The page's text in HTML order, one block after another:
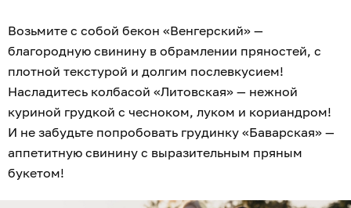
Возьмите с собой бекон «Венгерский» —
благородную свинину в обрамлении пряностей, с
плотной текстурой и долгим послевкусием!
Насладитесь колбасой «Литовская» — нежной
куриной грудкой с чесноком, луком и кориандром!
И не забудьте попробовать грудинку «Баварская» —
аппетитную свинину с выразительным пряным
букетом!